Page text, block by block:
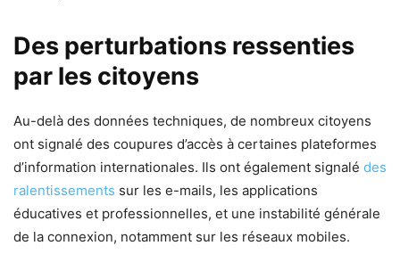
Des perturbations ressenties
par les citoyens
Au-delà des données techniques, de nombreux citoyens
ont signalé des coupures d’accès à certaines plateformes
d’information internationales. Ils ont également signalé des
ralentissements sur les e-mails, les applications
éducatives et professionnelles, et une instabilité générale
de la connexion, notamment sur les réseaux mobiles.